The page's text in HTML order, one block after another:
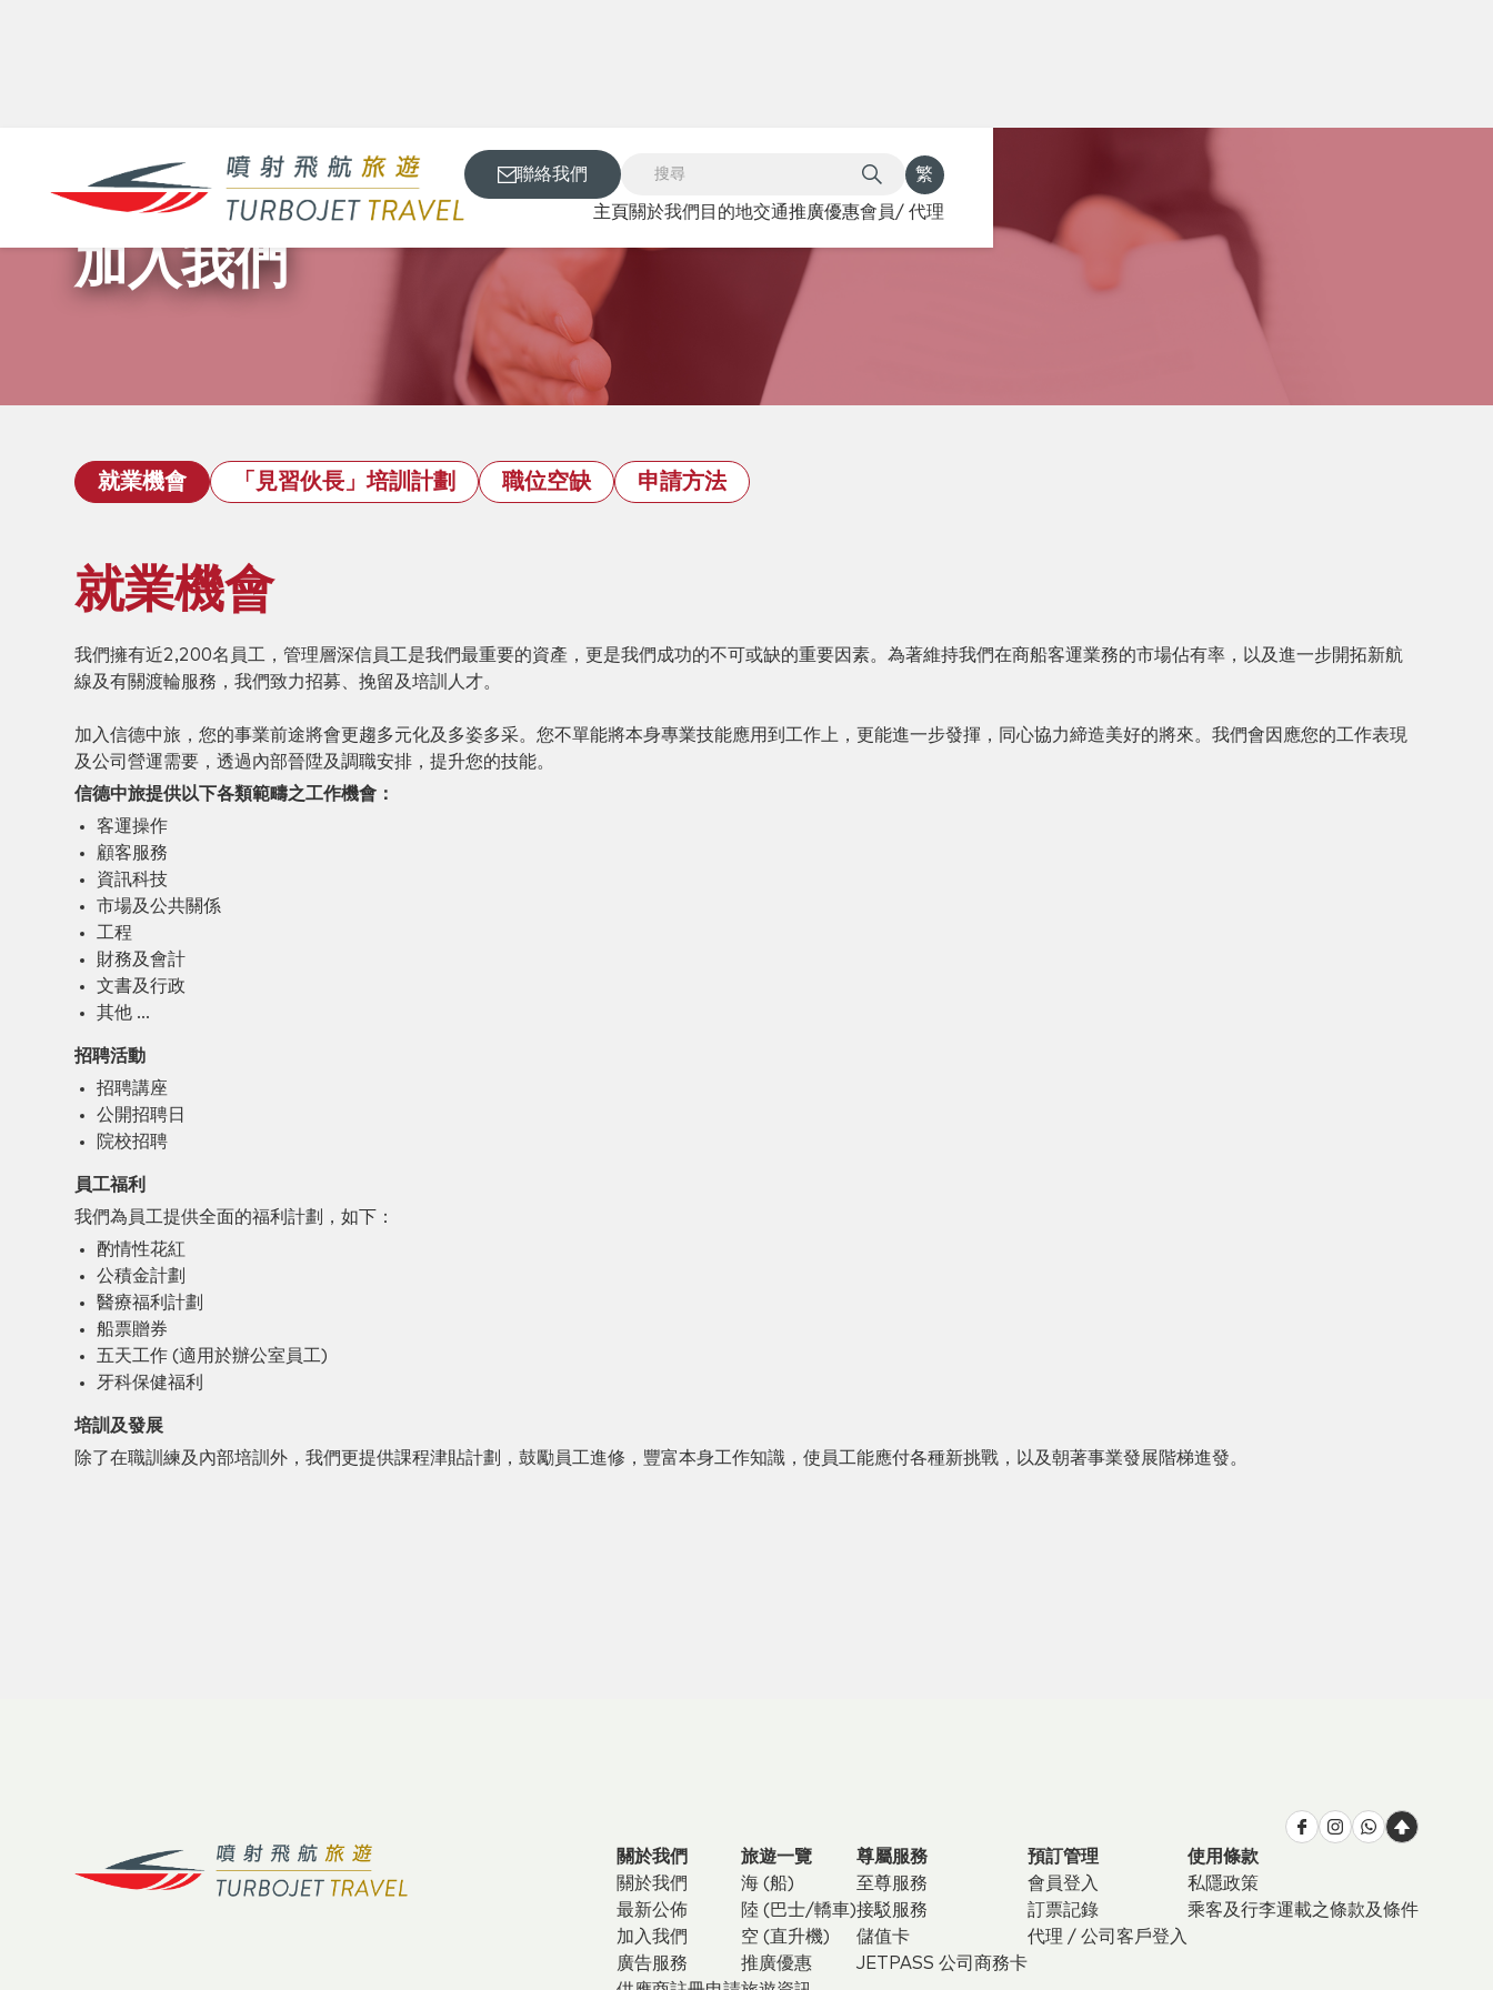
聯絡我們 繁
主頁 關於我們 目的地交通推廣優惠會員/ 代理
加入我們
就業機會 「見習伙長」培訓計劃 職位空缺 申請方法
就業機會
我們擁有近2,200名員工，管理層深信員工是我們最重要的資產，更是我們成功的不可或缺的重要因素。為著維持我們在商船客運業務的市場佔有率，以及進一步開拓新航
線及有關渡輪服務，我們致力招募、挽留及培訓人才。
加入信德中旅，您的事業前途將會更趨多元化及多姿多采。您不單能將本身專業技能應用到工作上，更能進一步發揮，同心協力締造美好的將來。我們會因應您的工作表現
及公司營運需要，透過內部晉陞及調職安排，提升您的技能。
信德中旅提供以下各類範疇之工作機會：
客運操作
顧客服務
資訊科技
市場及公共關係
工程
財務及會計
文書及行政
其他 …
招聘活動
招聘講座
公開招聘日
院校招聘
員工福利
我們為員工提供全面的福利計劃，如下：
酌情性花紅
公積金計劃
醫療福利計劃
船票贈券
五天工作 (適用於辦公室員工)
牙科保健福利
培訓及發展
除了在職訓練及內部培訓外，我們更提供課程津貼計劃，鼓勵員工進修，豐富本身工作知識，使員工能應付各種新挑戰，以及朝著事業發展階梯進發。
關於我們
關於我們
最新公佈
加入我們
廣告服務
旅遊一覽
海 (船)
陸 (巴士/轎車)
空 (直升機)
推廣優惠
尊屬服務
至尊服務
接駁服務
儲值卡
JETPASS 公司商務卡
預訂管理
會員登入
訂票記錄
代理 / 公司客戶登入
使用條款
私隱政策
乘客及行李運載之條款及條件